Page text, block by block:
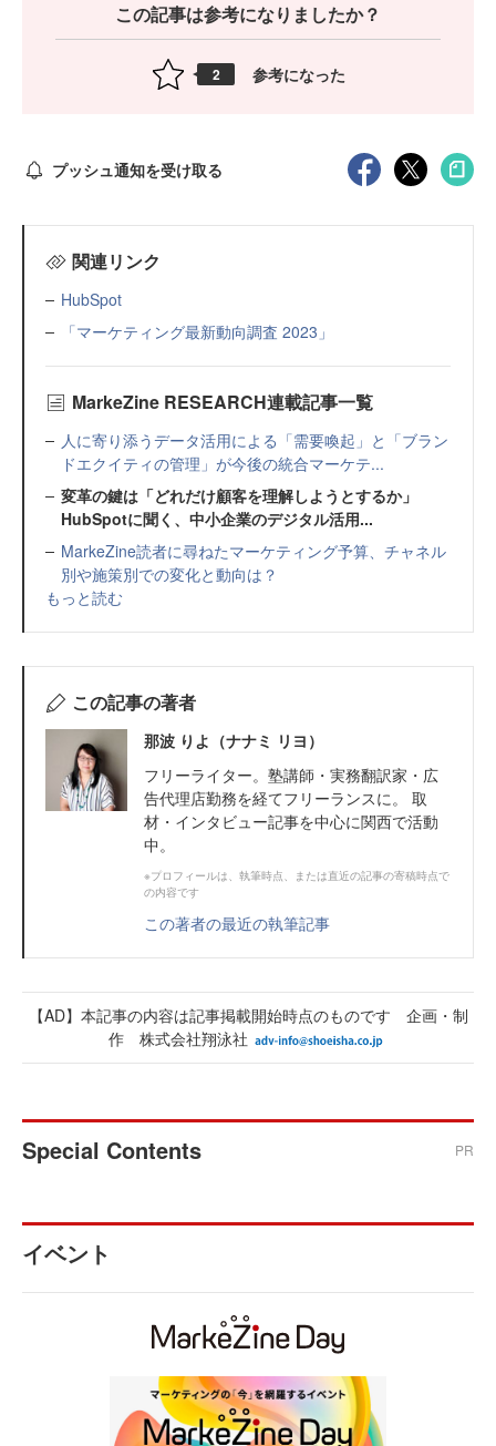
この記事は参考になりましたか？
2 参考になった
プッシュ通知を受け取る
関連リンク
HubSpot
「マーケティング最新動向調査 2023」
MarkeZine RESEARCH連載記事一覧
人に寄り添うデータ活用による「需要喚起」と「ブラン
ドエクイティの管理」が今後の統合マーケテ...
変革の鍵は「どれだけ顧客を理解しようとするか」
HubSpotに聞く、中小企業のデジタル活用...
MarkeZine読者に尋ねたマーケティング予算、チャネル
別や施策別での変化と動向は？
もっと読む
この記事の著者
那波 りよ（ナナミ リヨ）
フリーライター。塾講師・実務翻訳家・広
告代理店勤務を経てフリーランスに。 取
材・インタビュー記事を中心に関西で活動
中。
※プロフィールは、執筆時点、または直近の記事の寄稿時点で
の内容です
この著者の最近の執筆記事
【AD】本記事の内容は記事掲載開始時点のものです 企画・制
作 株式会社翔泳社
Special Contents PR
イベント